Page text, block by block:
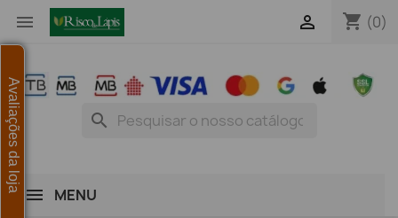
 shopping_cart (0)

search
MENU
Avaliações da loja